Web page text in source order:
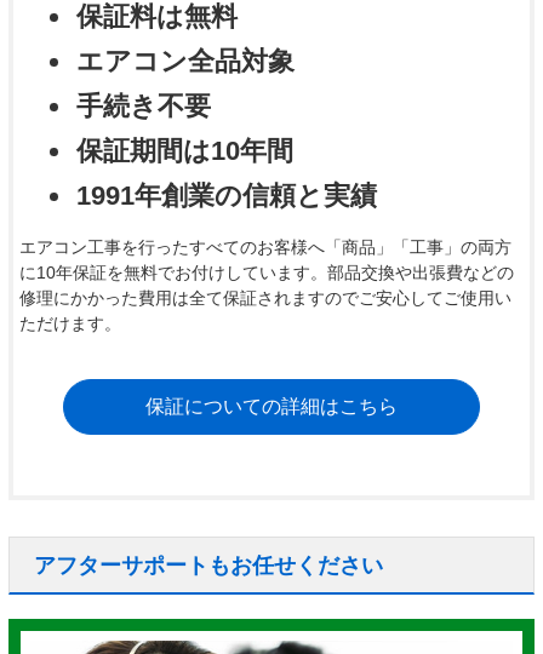
保証料は無料
エアコン全品対象
手続き不要
保証期間は10年間
1991年創業の信頼と実績
エアコン工事を行ったすべてのお客様へ「商品」「工事」の両方
に10年保証を無料でお付けしています。部品交換や出張費などの
修理にかかった費用は全て保証されますのでご安心してご使用い
ただけます。
保証についての詳細はこちら
アフターサポートもお任せください